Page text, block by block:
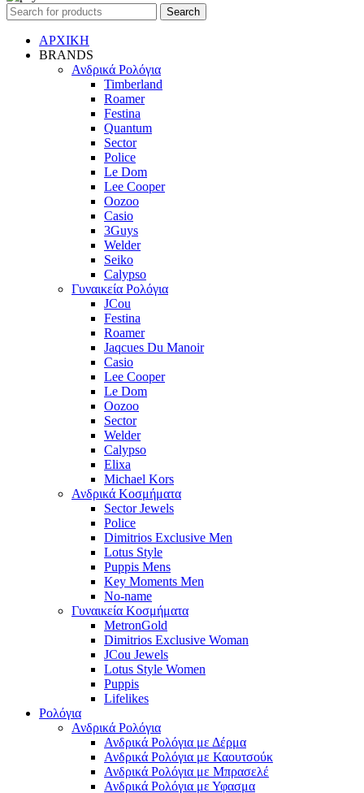
Search
ΑΡΧΙΚΗ
BRANDS
Ανδρικά Ρολόγια
Timberland
Roamer
Festina
Quantum
Sector
Police
Le Dom
Lee Cooper
Oozoo
Casio
3Guys
Welder
Seiko
Calypso
Γυναικεία Ρολόγια
JCou
Festina
Roamer
Jaqcues Du Manoir
Casio
Lee Cooper
Le Dom
Oozoo
Sector
Welder
Calypso
Elixa
Michael Kors
Ανδρικά Κοσμήματα
Sector Jewels
Police
Dimitrios Exclusive Men
Lotus Style
Puppis Mens
Key Moments Men
No-name
Γυναικεία Κοσμήματα
MetronGold
Dimitrios Exclusive Woman
JCou Jewels
Lotus Style Women
Puppis
Lifelikes
Ρολόγια
Ανδρικά Ρολόγια
Ανδρικά Ρολόγια με Δέρμα
Ανδρικά Ρολόγια με Καουτσούκ
Ανδρικά Ρολόγια με Μπρασελέ
Ανδρικά Ρολόγια με Υφασμα